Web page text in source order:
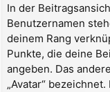
In der
Benutzernamen
deinem Rang
Punkte, die deine
angeben. Das
„Avatar“